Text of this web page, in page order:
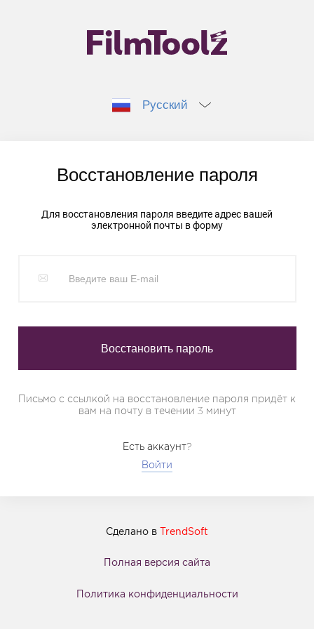
Русский
Восстановление пароля
Для восстановления пароля введите адрес вашей
электронной почты в форму
Письмо с ссылкой на восстановление пароля придёт к
вам на почту в течении 3 минут
Есть аккаунт?
Войти
Сделано в TrendSoft
Полная версия сайта
Политика конфиденциальности